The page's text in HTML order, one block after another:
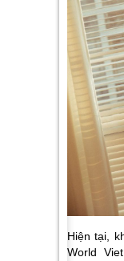
Hiện tại,
World